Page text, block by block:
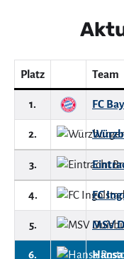
Platz Team
1. FC
2.
3.
4. FC
5. MSV
6.